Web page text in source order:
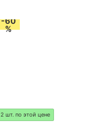
-60
%
2 шт. по этой цене